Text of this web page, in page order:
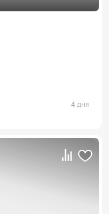
4 дня